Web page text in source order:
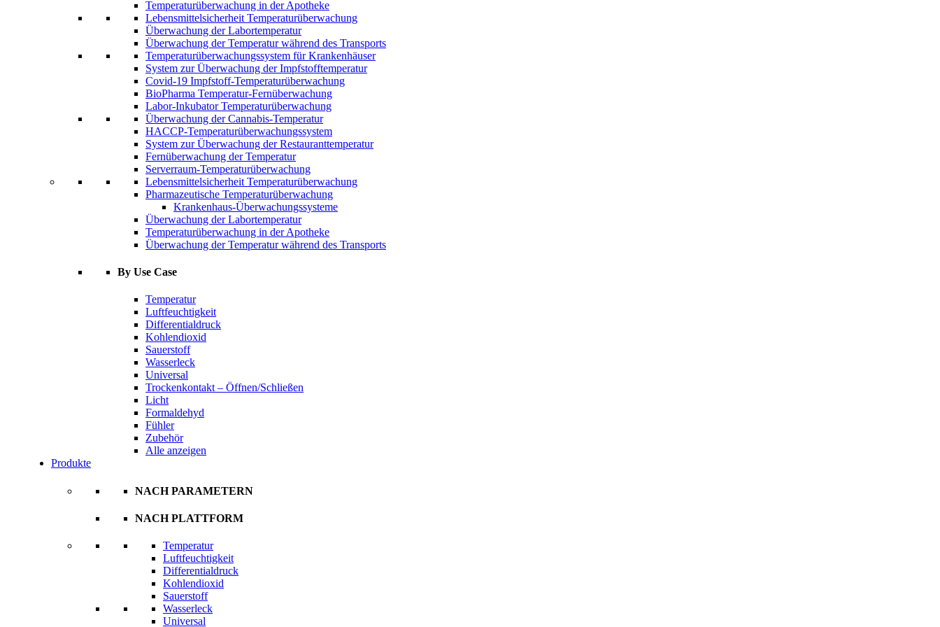
Temperaturüberwachung in der Apotheke
Lebensmittelsicherheit Temperaturüberwachung
Überwachung der Labortemperatur
Überwachung der Temperatur während des Transports
Temperaturüberwachungssystem für Krankenhäuser
System zur Überwachung der Impfstofftemperatur
Covid-19 Impfstoff-Temperaturüberwachung
BioPharma Temperatur-Fernüberwachung
Labor-Inkubator Temperaturüberwachung
Überwachung der Cannabis-Temperatur
HACCP-Temperaturüberwachungssystem
System zur Überwachung der Restauranttemperatur
Fernüberwachung der Temperatur
Serverraum-Temperaturüberwachung
Lebensmittelsicherheit Temperaturüberwachung
Pharmazeutische Temperaturüberwachung
Krankenhaus-Überwachungssysteme
Überwachung der Labortemperatur
Temperaturüberwachung in der Apotheke
Überwachung der Temperatur während des Transports
By Use Case
Temperatur
Luftfeuchtigkeit
Differentialdruck
Kohlendioxid
Sauerstoff
Wasserleck
Universal
Trockenkontakt – Öffnen/Schließen
Licht
Formaldehyd
Fühler
Zubehör
Alle anzeigen
Produkte
NACH PARAMETERN
NACH PLATTFORM
Temperatur
Luftfeuchtigkeit
Differentialdruck
Kohlendioxid
Sauerstoff
Wasserleck
Universal